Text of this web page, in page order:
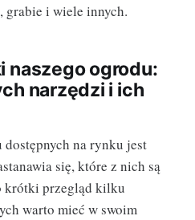
grabie i wiele innych.
naszego ogrodu:
narzędzi i ich
na rynku jest
się, które z nich są
krótki przegląd kilku
warto mieć w swoim